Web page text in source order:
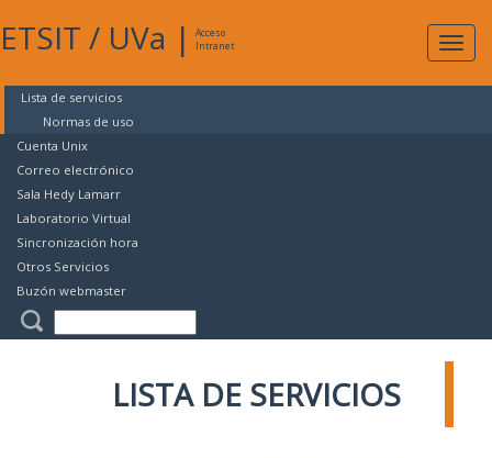
ETSIT / UVa |
Acceso
Intranet
Lista de servicios
Normas de uso
Cuenta Unix
Correo electrónico
Sala Hedy Lamarr
Laboratorio Virtual
Sincronización hora
Otros Servicios
Buzón webmaster
LISTA DE SERVICIOS